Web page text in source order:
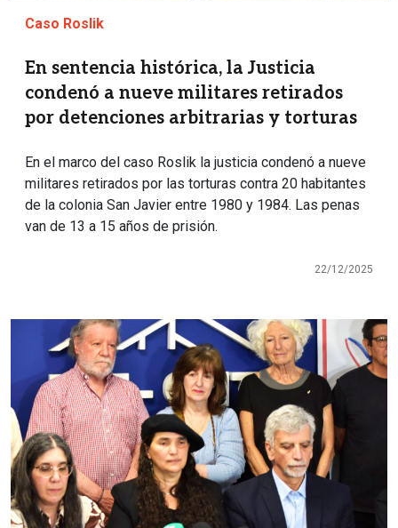
Caso Roslik
En sentencia histórica, la Justicia
condenó a nueve militares retirados
por detenciones arbitrarias y torturas
En el marco del caso Roslik la justicia condenó a nueve
militares retirados por las torturas contra 20 habitantes
de la colonia San Javier entre 1980 y 1984. Las penas
van de 13 a 15 años de prisión.
22/12/2025
Imagen